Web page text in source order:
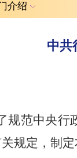
介绍
中共
规范中央行
规定，制定